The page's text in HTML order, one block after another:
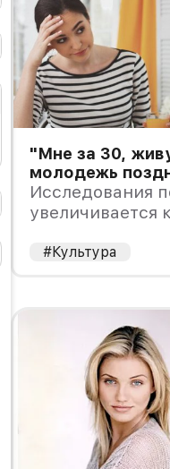
"Мне за 30,
молодежь
Исследования
увеличивается
#Культура